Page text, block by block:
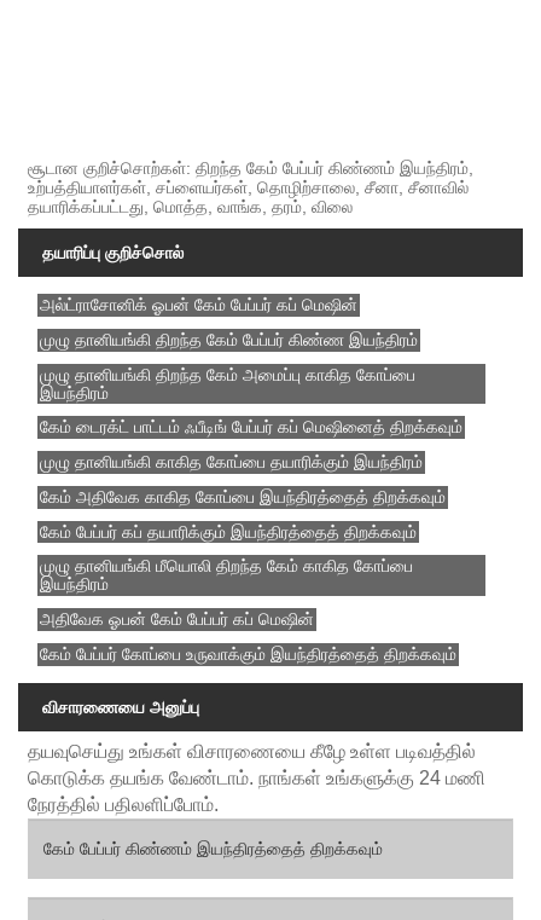
சூடான குறிச்சொற்கள்: திறந்த கேம் பேப்பர் கிண்ணம் இயந்திரம்,
உற்பத்தியாளர்கள், சப்ளையர்கள், தொழிற்சாலை, சீனா, சீனாவில்
தயாரிக்கப்பட்டது, மொத்த, வாங்க, தரம், விலை
தயாரிப்பு குறிச்சொல்
அல்ட்ராசோனிக் ஓபன் கேம் பேப்பர் கப் மெஷின்
முழு தானியங்கி திறந்த கேம் பேப்பர் கிண்ண இயந்திரம்
முழு தானியங்கி திறந்த கேம் அமைப்பு காகித கோப்பை
இயந்திரம்
கேம் டைரக்ட் பாட்டம் ஃபீடிங் பேப்பர் கப் மெஷினைத் திறக்கவும்
முழு தானியங்கி காகித கோப்பை தயாரிக்கும் இயந்திரம்
கேம் அதிவேக காகித கோப்பை இயந்திரத்தைத் திறக்கவும்
கேம் பேப்பர் கப் தயாரிக்கும் இயந்திரத்தைத் திறக்கவும்
முழு தானியங்கி மீயொலி திறந்த கேம் காகித கோப்பை
இயந்திரம்
அதிவேக ஓபன் கேம் பேப்பர் கப் மெஷின்
கேம் பேப்பர் கோப்பை உருவாக்கும் இயந்திரத்தைத் திறக்கவும்
விசாரணையை அனுப்பு
தயவுசெய்து உங்கள் விசாரணையை கீழே உள்ள படிவத்தில்
கொடுக்க தயங்க வேண்டாம். நாங்கள் உங்களுக்கு 24 மணி
நேரத்தில் பதிலளிப்போம்.